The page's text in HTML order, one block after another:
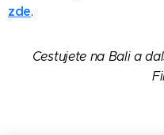
zde.
Cestujete na Bali a